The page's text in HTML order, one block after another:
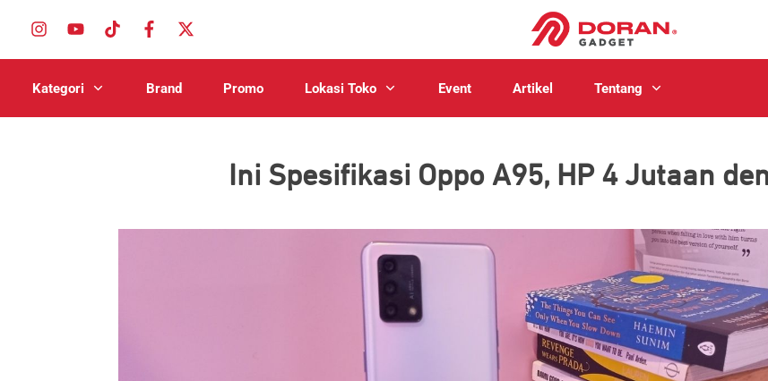
Kategori Brand Promo Lokasi Toko Event Artikel Tentang
Ini Spesifikasi Oppo A95, HP 4 Jutaan